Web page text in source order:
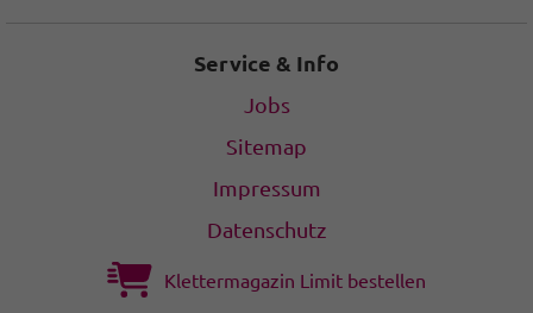
Service & Info
Jobs
Sitemap
Impressum
Datenschutz
Klettermagazin Limit bestellen